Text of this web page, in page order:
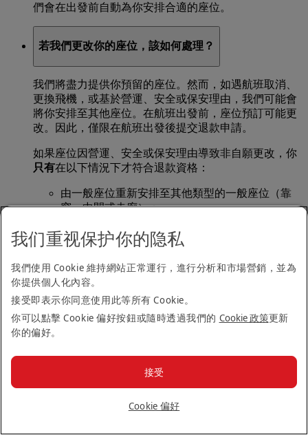
們會在出發前自動為你安排合適的座位。
若我們更改你的座位，該如何處理？
我們將盡力提供你預留的座位。然而，如遇航班取消、
更換飛機，或基於營運、安全或保安理由，我們可能會
將你安排至其他座位。在航班出發前，座位預訂可能更
改。因此，僅限在航班出發後提交退款申請。
如果座位因營運、安全或保安理由導致非自願更改，你
只有在以下情況下才符合退款資格：
由一般座位重新安排至其他類型的一般座位（靠
窗、中間或走廊）；
窗、中間或走廊）；
由首選座位重新安排至一般、雙人或加大伸腿空間
座位；
由雙人座位重新安排至一般、首選或加大伸腿空間
座位；
由加大伸腿空間座位重新安排至一般、首選或雙人
座位；
我们重视保护你的隐私
我們使用 Cookie 維持網站正常運行，進行分析和市場營銷，並為
你提供個人化內容。
接受即表示你同意使用此等所有 Cookie。
你可以點擊 Cookie 偏好按鈕或隨時透過我們的 Cookie 政策更新
你的偏好。
Cookie 偏好
接受